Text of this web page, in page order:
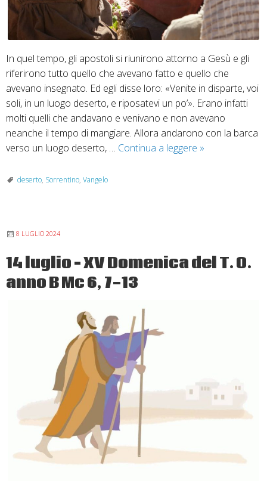
In quel tempo, gli apostoli si riunirono attorno a Gesù e gli
riferirono tutto quello che avevano fatto e quello che
avevano insegnato. Ed egli disse loro: «Venite in disparte, voi
soli, in un luogo deserto, e riposatevi un po’». Erano infatti
molti quelli che andavano e venivano e non avevano
neanche il tempo di mangiare. Allora andarono con la barca
verso un luogo deserto, … Continua a leggere Venite
deserto:
6,
34
»
deserto, Sorrentino, Vangelo
8 LUGLIO 2024
14 luglio – XV Domenica del T. O.
anno B Mc 6, 7-13